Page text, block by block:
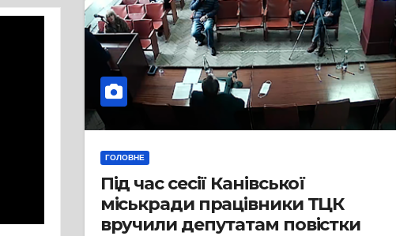
ГОЛОВНЕ
Під час сесії Канівської
міськради працівники ТЦК
вручили депутатам повістки